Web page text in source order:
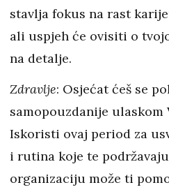
stavlja fokus na rast
ali uspjeh će ovisiti o
na detalje.
Zdravlje: Osjećat ćeš se
samopouzdanije ulaskom
Iskoristi ovaj period za
i rutina koje te
organizaciju može ti